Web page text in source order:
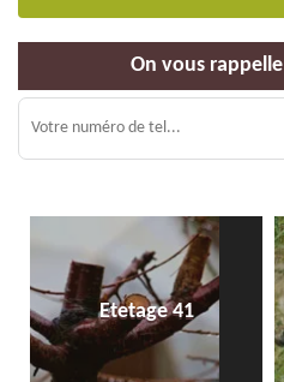
On vous
Etetage 41